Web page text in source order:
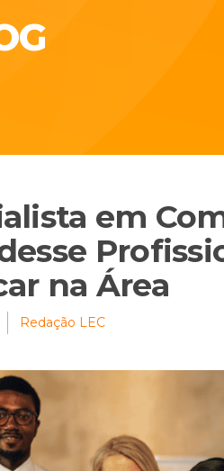
em
na Área
Redação LEC